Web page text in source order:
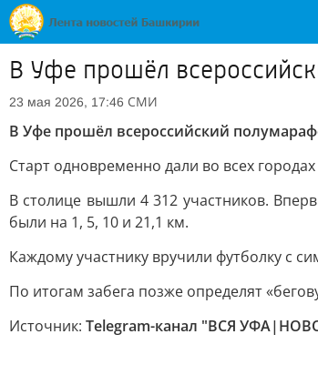
В Уфе прошёл
23 мая 2026, 17:46 СМИ
В Уфе прошёл всероссийский
Старт одновременно дали во всех
В столице вышли 4 312 участников.
были на 1, 5, 10 и 21,1 км.
Каждому участнику вручили футболку с
По итогам забега позже определят
Источник: Telegram-канал "ВСЯ